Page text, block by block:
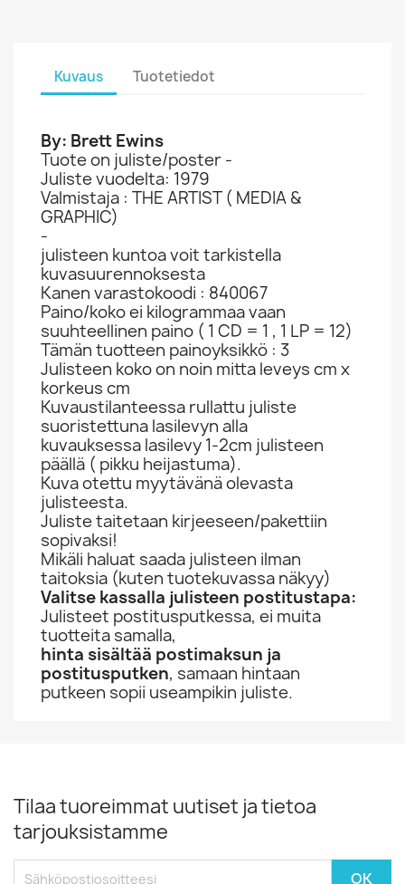
Kuvaus Tuotetiedot
By: Brett Ewins
Tuote on juliste/poster -
Juliste vuodelta: 1979
Valmistaja : THE ARTIST ( MEDIA &
GRAPHIC)
-
julisteen kuntoa voit tarkistella
kuvasuurennoksesta
Kanen varastokoodi : 840067
Paino/koko ei kilogrammaa vaan
suuhteellinen paino ( 1 CD = 1 , 1 LP = 12)
Tämän tuotteen painoyksikkö : 3
Julisteen koko on noin mitta leveys cm x
korkeus cm
Kuvaustilanteessa rullattu juliste
suoristettuna lasilevyn alla
kuvauksessa lasilevy 1-2cm julisteen
päällä ( pikku heijastuma).
Kuva otettu myytävänä olevasta
julisteesta.
Juliste taitetaan kirjeeseen/pakettiin
sopivaksi!
Mikäli haluat saada julisteen ilman
taitoksia (kuten tuotekuvassa näkyy)
Valitse kassalla julisteen postitustapa:
Julisteet postitusputkessa, ei muita
tuotteita samalla,
hinta sisältää postimaksun ja
postitusputken, samaan hintaan
putkeen sopii useampikin juliste.
Tilaa tuoreimmat uutiset ja tietoa
tarjouksistamme